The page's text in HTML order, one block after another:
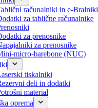
računalniki in e-Bralniki
za tablične računalnike
za prenosnike
za prenosnike
micro-barebone (NUC)
tiskalniki
deli in dodatki
material
oprema